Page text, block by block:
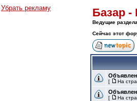
Убрать рекламу Базар -
Ведущие
Сейчас этот
[ На
[ На